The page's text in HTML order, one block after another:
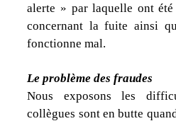
alerte » par laquelle ont
concernant la fuite ainsi
fonctionne mal.
Le problème des fraudes
Nous exposons les
collègues sont en butte